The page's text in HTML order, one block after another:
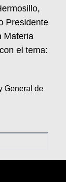
Presidente
Materia
el tema:
General de